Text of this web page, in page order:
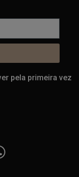
pela primeira vez